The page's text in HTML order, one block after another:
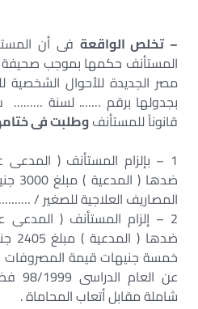
– تخلص الواقعة فى أن
المستأنف حكمها بموجب
مصر الجديدة للأحوال
بجدولها برقم ……. لسنة ………
قانوناً للمستأنفوطلبت فى
1 – بإلزام المستأنف (
المصاريف العلاجية للصغير /
2 – إلزام المستأنف (
خمسة جنيهات قيمة
عن
شاملة مقابل أتعاب المحاماة .